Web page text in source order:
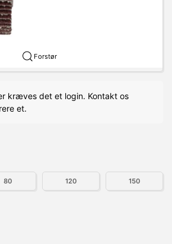
Forstør
kræves det et login. Kontakt os
et.
80 120 150